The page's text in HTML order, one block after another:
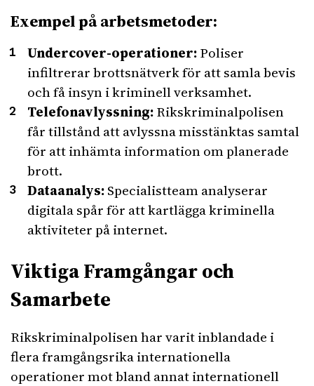
Exempel på arbetsmetoder:
Undercover-operationer:Poliser
infiltrerar brottsnätverk för att samla bevis
och få insyn i kriminell verksamhet.
Telefonavlyssning:Rikskriminalpolisen
får tillstånd att avlyssna misstänktas samtal
för att inhämta information om planerade
brott.
Dataanalys:Specialistteam analyserar
digitala spår för att kartlägga kriminella
aktiviteter på internet.
Viktiga Framgångar och
Samarbete
Rikskriminalpolisen har varit inblandade i
flera framgångsrika internationella
operationer mot bland annat internationell